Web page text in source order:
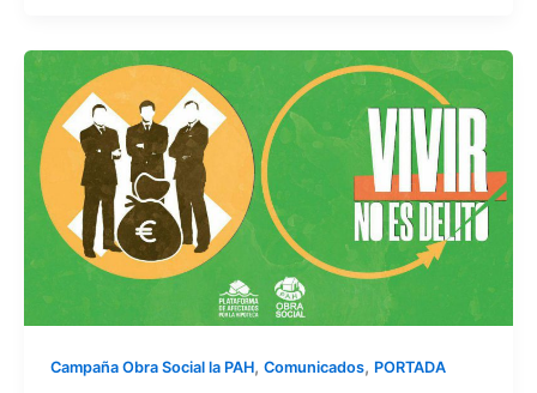
Campaña Obra Social la PAH, Comunicados, PORTADA